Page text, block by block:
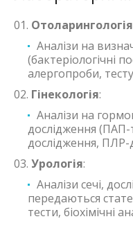
Отоларингологія
Аналізи на
(бактеріологічні
алергопроби,
Гінекологія:
Аналізи на
дослідження (ПАП-
дослідження, ПЛР-
Урологія:
Аналізи сечі,
передаються
тести, біохімічні